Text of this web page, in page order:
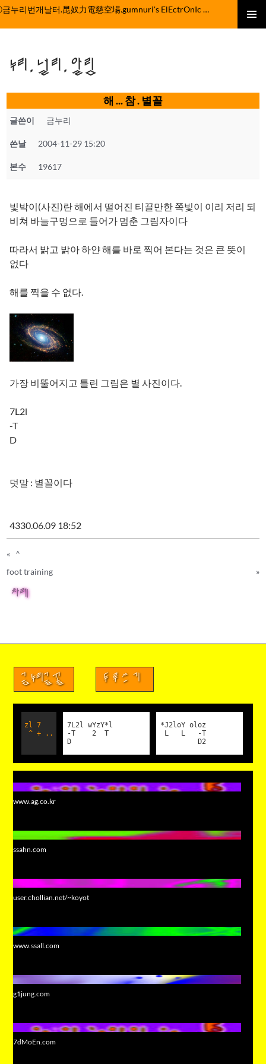
컨
뛰
기
ⓒ금누리번개날터.昆奴力電慈空場.gumnuri's ElEctrOnIc fActOrY
누리.널리.알림
해 ... 참 . 별꼴
글쓴이 금누리
쓴날 2004-11-29 15:20
본수 19617
빛박이(사진)란 해에서 떨어진 티끌만한 쪽빛이 이리 저리 되
비쳐 바늘구멍으로 들어가 멈춘 그림자이다
따라서 밝고 밝아 하얀 해를 바로 찍어 본다는 것은 큰 뜻이
없다
해를 찍을 수 없다.
가장 비뚤어지고 틀린 그림은 별 사진이다.
7L2l
-T
D
덧말 : 별꼴이다
4330.06.09 18:52
« ^
foot training
»
차례
금누리글꼴 두루쓰기
zl 7
^ + ..
7L2l wYzY*l
-T 2 T
D
*J2loY oloz
L L -T
D2
www.ag.co.kr
ssahn.com
user.chollian.net/~koyot
www.ssall.com
g1jung.com
7dMoEn.com